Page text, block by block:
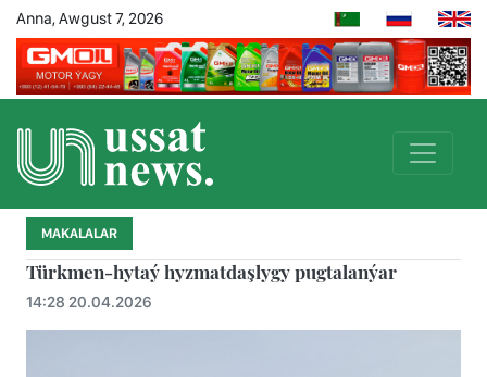
Anna, Awgust 7, 2026
MAKALALAR
Türkmen-hytaý hyzmatdaşlygy pugtalanýar
14:28 20.04.2026